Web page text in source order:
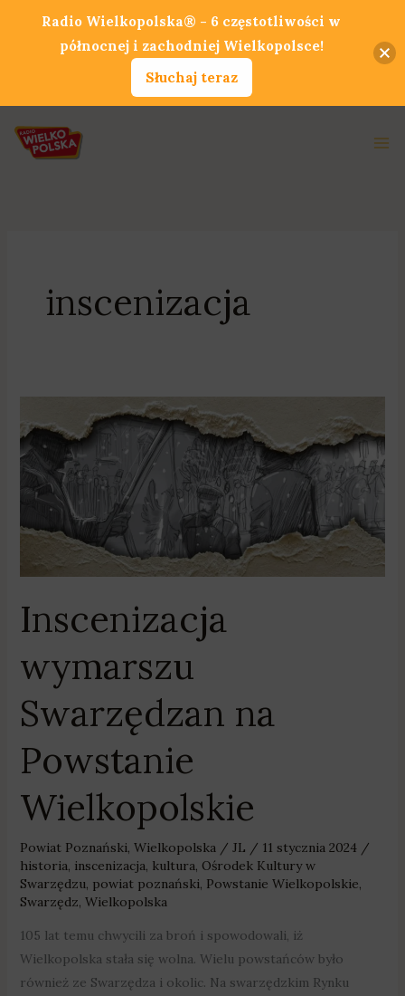
inscenizacja
Inscenizacja
wymarszu
Swarzędzan na
Powstanie
Wielkopolskie
Powiat Poznański, Wielkopolska/ JL / 11 stycznia 2024 /
historia, inscenizacja, kultura, Ośrodek Kultury w
Swarzędzu, powiat poznański, Powstanie Wielkopolskie,
Swarzędz, Wielkopolska
105 lat temu chwycili za broń i spowodowali, iż
Wielkopolska stała się wolna. Wielu powstańców było
również ze Swarzędza i okolic. Na swarzędzkim Rynku
wymarszu
Swarzędzan
na
Powstanie
Wielkopolskie
Radio Wielkopolska® - 6 częstotliwości w
północnej i zachodniej Wielkopolsce!
Słuchaj teraz